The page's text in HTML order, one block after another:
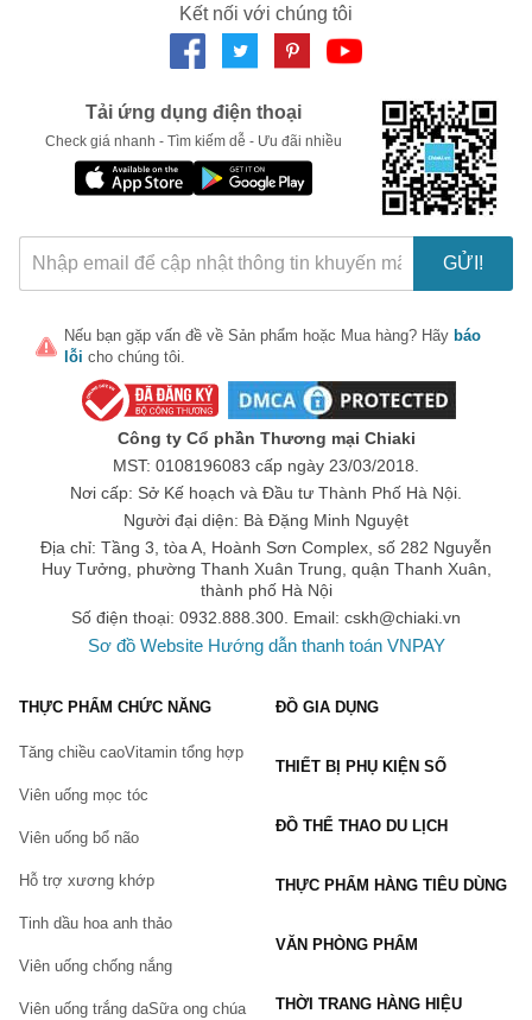
Tảo mặt trời Spirulina Gold Plus có 2 loại 180 viên và 360 viên
Tảo mặt trời spirulina Gold Plus có tốt không?
Tảo Mặt Trời Spirulina Gold Plus là một loại thực phẩm bổ
dưỡng, hỗ trợ bổ sung đầy đủ các loại axit amin, vitamin và
khoáng chất thiết yếu cho cơ thể.
Giúp hỗ trợ cải thiện cân nặng tự nhiên, không bị lệ thuộc khi
Thực phẩm chức năng tảo mặt trờ Spirulina Gold Plus hỗ
trợ ăn ngon miệng hơn.
Tảo Mặt Trời Spirulina Gold Plus giúp hỗ trợ cân bằng dinh
dưỡng cho cơ thể khỏe mạnh.
Thích hợp sử dụng cho người ăn ít, ăn không đủ chất,
người ăn kiêng.
Tảo mặt trời còn chứa đầy đủ các vitamin A, D, Vitamin E,
K, B1-B12, … và các khoáng chất Ca, Fe, Mg, Sl, K, Na,…
giúp hỗ trợ thanh lọc cơ thể, hỗ trợ đào thải các độc tố tích
tụ lâu ngày trong cơ thể và các chất độc hại từ chính nguồn
thực phẩm hàng ngày
amin không thể thay thế trong tảo là Tryp.tophan và
kinh hoạt động tốt.
Tảo mặt trời là nguồn dinh dưỡng quý giá từ thiên nhiên
Đối tượng sử dụng Gold Plus
Người muốn cải thiện cân nặng, người đang gặp các vấn đề
Dùng được cho trẻ em từ 6 tháng tuổi trở lên, phụ nữ có
thai, đang cho con bú
Hướng dẫn cách sử dụng tảo Spirulina Gold Plus đúng
Kết nối với chúng tôi
Tải ứng dụng điện thoại
Check giá nhanh - Tìm kiếm dễ - Ưu đãi nhiều
GỬI!
Nếu bạn gặp vấn đề về Sản phẩm hoặc Mua hàng? Hãy báo
lỗi cho chúng tôi.
Công ty Cổ phần Thương mại Chiaki
MST: 0108196083 cấp ngày 23/03/2018.
Nơi cấp: Sở Kế hoạch và Đầu tư Thành Phố Hà Nội.
Người đại diện: Bà Đặng Minh Nguyệt
Địa chỉ: Tầng 3, tòa A, Hoành Sơn Complex, số 282 Nguyễn
Huy Tưởng, phường Thanh Xuân Trung, quận Thanh Xuân,
thành phố Hà Nội
Số điện thoại: 0932.888.300. Email: cskh@chiaki.vn
Sơ đồ Website Hướng dẫn thanh toán VNPAY
THỰC PHẨM CHỨC NĂNG
Tăng chiều caoVitamin tổng hợp
Viên uống mọc tóc
Viên uống bổ não
Hỗ trợ xương khớp
Tinh dầu hoa anh thảo
Viên uống chống nắng
Viên uống trắng daSữa ong chúa
ĐỒ GIA DỤNG
THIẾT BỊ PHỤ KIỆN SỐ
ĐỒ THỂ THAO DU LỊCH
THỰC PHẨM HÀNG TIÊU DÙNG
VĂN PHÒNG PHẨM
THỜI TRANG HÀNG HIỆU